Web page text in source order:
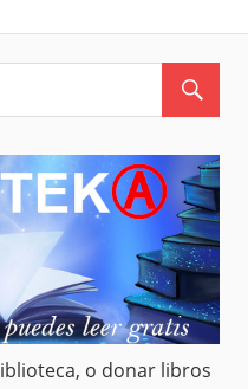
o donar libros